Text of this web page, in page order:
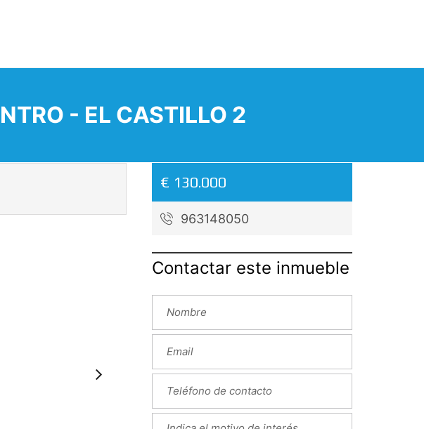
- EL CASTILLO 2
Next
€ 130.000
963148050
Contactar este inmueble